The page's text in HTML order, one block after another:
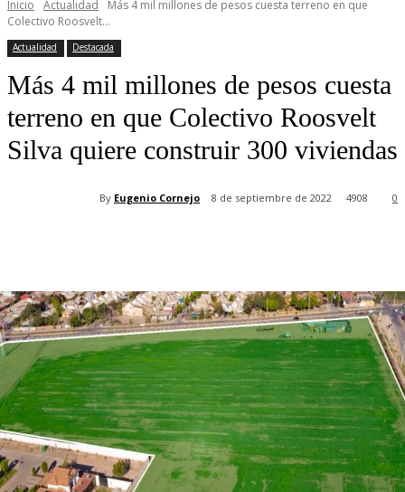
Inicio Actualidad
Más 4 mil millones de pesos cuesta terreno en que
Colectivo Roosvelt...
Actualidad Destacada
Más 4 mil millones de pesos cuesta
terreno en que Colectivo Roosvelt
Silva quiere construir 300 viviendas
By Eugenio Cornejo 8 de septiembre de 2022 0
4908